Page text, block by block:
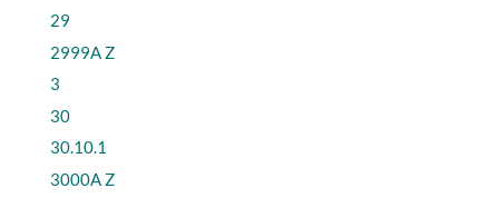
29
2999A Z
3
30
30.10.1
3000A Z